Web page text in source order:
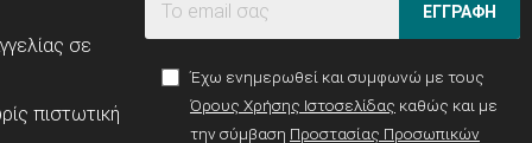
σε
πιστωτική
ΕΓΓΡΑΦΗ
Έχω ενημερωθεί και συμφωνώ με τους
Όρους Χρήσης Ιστοσελίδας καθώς και με
την σύμβαση Προστασίας Προσωπικών